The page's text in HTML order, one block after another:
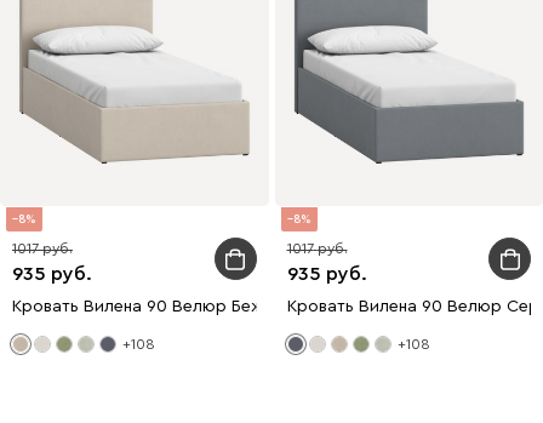
8
935
1017
Кровать Вилена 90 Велюр Бежевый
+108
8
935
1017
Кровать Вилена 90 Велюр
+108